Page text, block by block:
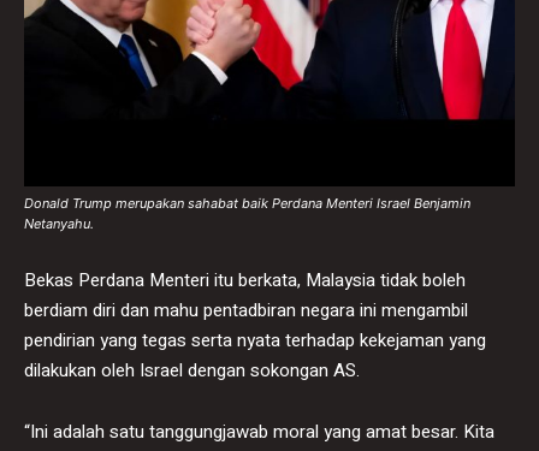
Donald Trump merupakan sahabat baik Perdana Menteri Israel Benjamin
Netanyahu.
Bekas Perdana Menteri itu berkata, Malaysia tidak boleh
berdiam diri dan mahu pentadbiran negara ini mengambil
pendirian yang tegas serta nyata terhadap kekejaman yang
dilakukan oleh Israel dengan sokongan AS.
“Ini adalah satu tanggungjawab moral yang amat besar. Kita